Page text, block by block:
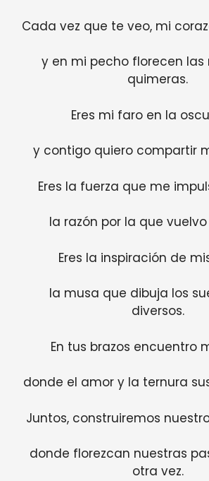
Cada vez que te veo, mi
y en mi pecho florecen las
quimeras.
Eres mi faro en la
y contigo quiero compartir
Eres la fuerza que me
la razón por la que
Eres la inspiración de
la musa que dibuja los
diversos.
En tus brazos encuentro
donde el amor y la ternura
Juntos, construiremos
donde florezcan nuestras
otra vez.